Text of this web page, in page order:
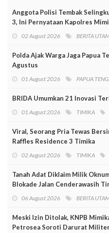
Anggota Polisi Tembak
3, Ini Pernyataan Kapolres
02 August 2026 BERITA
Polda Ajak Warga Jaga Papua
Agustus
01 August 2026 PAPUA
BRIDA Umumkan 21 Inovasi
01 August 2026 TIMIKA
Viral, Seorang Pria Tewas
Raffles Residence 3 Timika
02 August 2026 TIMIKA
Tanah Adat Diklaim Milik
Blokade Jalan Cenderawasih
06 August 2026 BERITA
Meski Izin Ditolak, KNPB
Petrosea Soroti Darurat